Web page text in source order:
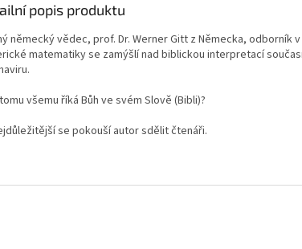
popis produktu
německý vědec, prof. Dr. Werner Gitt z Německa, odborník
matematiky se zamýšlí nad biblickouinterpretací
všemu říká Bůhve svém Slově (Bibli)?
se pokouší autor sdělit čtenáři.